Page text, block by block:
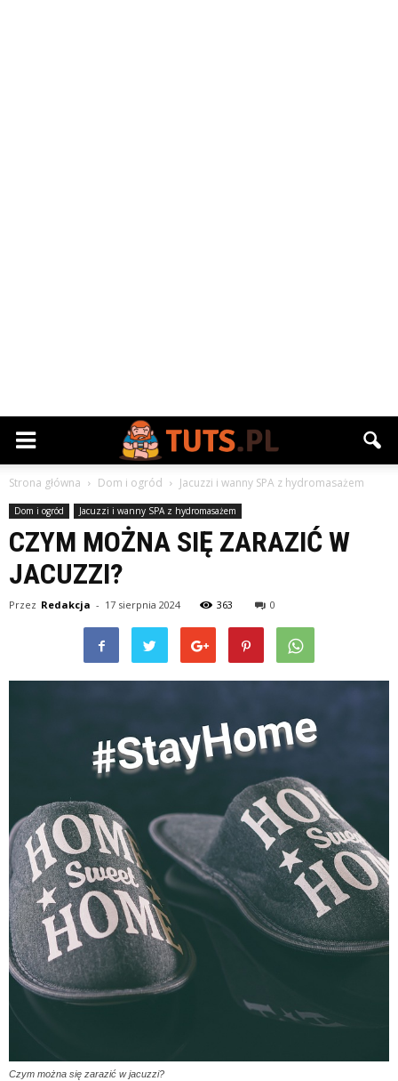
Strona główna Dom i ogród Jacuzzi i wanny SPA z hydromasażem
Dom i ogród Jacuzzi i wanny SPA z hydromasażem
CZYM MOŻNA SIĘ ZARAZIĆ W
JACUZZI?
Przez Redakcja - 17 sierpnia 2024 363 0
Czym można się zarazić w jacuzzi?